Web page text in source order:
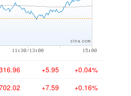
+5.95 +0.04%
+7.59 +0.16%